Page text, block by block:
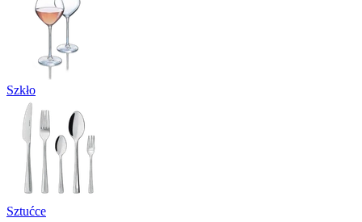
Szkło
Sztućce